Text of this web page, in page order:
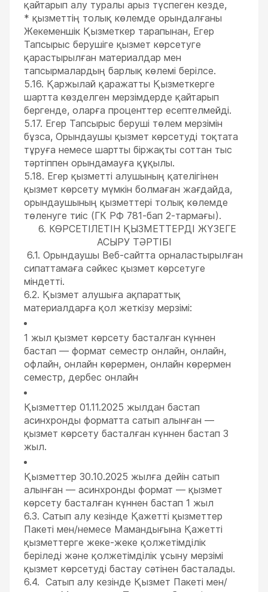
қайтарып алу туралы арыз түспеген кезде,
* қызметтің толық көлемде орындалғаны
Жекеменшік Қызметкер тарапынан, Егер
Тапсырыс берушіге қызмет көрсетуге
қарастырылған материалдар мен
тапсырмалардың барлық көлемі берілсе.
5.16. Қаржылай қаражатты Қызметкерге
шартта көзделген мерзімдерде қайтарып
бергенде, оларға проценттер есептелмейді.
5.17. Егер Тапсырыс беруші төлем мерзімін
бұзса, Орындаушы қызмет көрсетуді тоқтата
тұруға немесе шартты біржақты соттан тыс
тәртіппен орындамауға құқылы.
5.18. Егер қызметті алушының қателігінен
қызмет көрсету мүмкін болмаған жағдайда,
орындаушының қызметтері толық көлемде
төленуге тиіс (ГК РФ 781-бап 2-тармағы).
6. КӨРСЕТІЛЕТІН ҚЫЗМЕТТЕРДІ ЖҮЗЕГЕ
АСЫРУ ТӘРТІБІ
6.1. Орындаушы Веб-сайтта орналастырылған
сипаттамаға сәйкес қызмет көрсетуге
міндетті.
6.2. Қызмет алушыға ақпараттық
материалдарға қол жеткізу мерзімі:
1 жыл қызмет көрсету басталған күннен
бастап — формат семестр онлайн, онлайн,
офлайн, онлайн көрермен, онлайн көрермен
семестр, дербес онлайн
Қызметтер 01.11.2025 жылдан бастап
асинхронды форматта сатып алынған —
қызмет көрсету басталған күннен бастап 3
жыл.
Қызметтер 30.10.2025 жылға дейін сатып
алынған — асинхронды формат — қызмет
көрсету басталған күннен бастап 1 жыл
6.3. Сатып алу кезінде Қажетті қызметтер
Пакеті мен/немесе Мамандығына Қажетті
қызметтерге жеке-жеке қолжетімділік
беріледі және қолжетімділік ұсыну мерзімі
қызмет көрсетуді бастау сәтінен басталады.
6.4. Сатып алу кезінде Қызмет Пакеті мен/